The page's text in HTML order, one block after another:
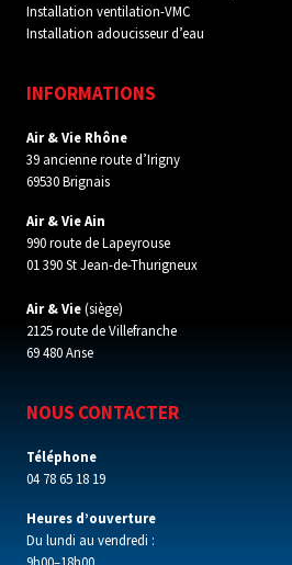
Installation ventilation-VMC
Installation adoucisseur d’eau
INFORMATIONS
Air & Vie Rhône
39 ancienne route d’Irigny
69530 Brignais
Air & Vie Ain
990 route de Lapeyrouse
01 390 St Jean-de-Thurigneux
Air & Vie(siège)
2125 route de Villefranche
69 480 Anse
NOUS CONTACTER
Téléphone
04 78 65 18 19
Heures d’ouverture
Du lundi au vendredi :